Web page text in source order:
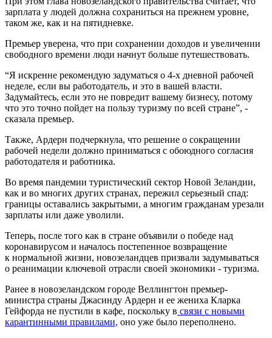
зарплата у людей должна сохраниться на прежнем уровне,
таком же, как и на пятидневке.
Премьер уверена, что при сохранении доходов и увеличении
свободного времени люди начнут больше путешествовать.
“Я искренне рекомендую задуматься о 4-х дневной рабочей
неделе, если вы работодатель, и это в вашей власти.
Задумайтесь, если это не повредит вашему бизнесу, потому
что это точно пойдет на пользу туризму по всей стране”, -
сказала премьер.
Также, Ардерн подчеркнула, что решение о сокращении
рабочей недели должно приниматься с обоюдного согласия
работодателя и работника.
Во время пандемии туристический сектор Новой Зеландии,
как и во многих других странах, пережил серьезный спад:
границы оставались закрытыми, а многим гражданам урезали
зарплаты или даже уволили.
Теперь, после того как в стране объявили о победе над
коронавирусом и началось постепенное возвращение
к нормальной жизни, новозеландцев призвали задумываться
о реанимации ключевой отрасли своей экономики - туризма.
Ранее в новозеландском городе Веллингтон премьер-
министра страны Джасинду Ардерн и ее жениха Кларка
Гейфорда не пустили в кафе, поскольку в связи с новыми
карантинными правилами, оно уже было переполнено.